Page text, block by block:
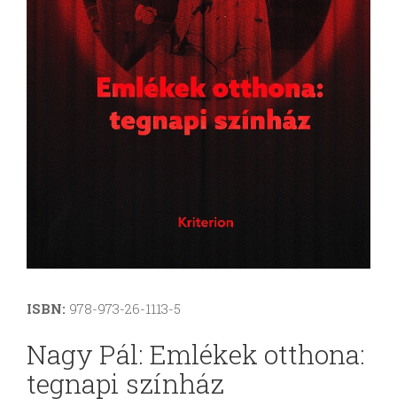
ISBN: 978-973-26-1113-5
Nagy Pál: Emlékek otthona:
tegnapi színház